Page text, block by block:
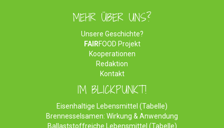
MEHR ÜBER UNS?
Unsere Geschichte?
FAIRFOOD Projekt
Kooperationen
Redaktion
Kontakt
IM BLICKPUNKT!
Eisenhaltige Lebensmittel (Tabelle)
Brennesselsamen: Wirkung & Anwendung
Ballaststoffreiche Lebensmittel (Tabelle)